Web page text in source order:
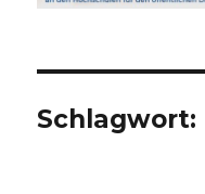
Schlagwort: